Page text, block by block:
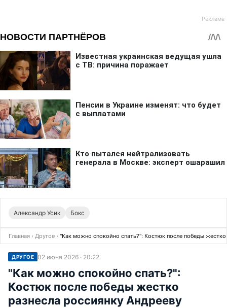
Александр Усик Бокс
Главная › Другое › "Как можно спокойно спать?": Костюк после победы жестко
ДРУГОЕ 02 июня 2026 · 20:22
"Как можно спокойно спать?":
Костюк после победы жестко
разнесла россиянку Андрееву